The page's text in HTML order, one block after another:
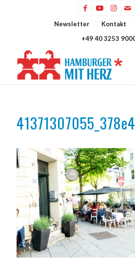
Newsletter Kontakt
+49 40 3253